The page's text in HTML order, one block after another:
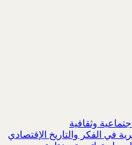
وثقافية
في الفكر والتاريخ الإقتصادي